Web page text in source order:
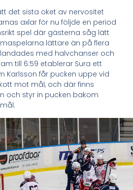
det sista oket av nervositet
axlar för nu följde en period
spel där gästerna såg lätt
lättare än på flera
med halvchanser och
till 6:59 etablerar Sura ett
Karlsson får pucken uppe vid
mot mål, och där finns
och styr in pucken bakom